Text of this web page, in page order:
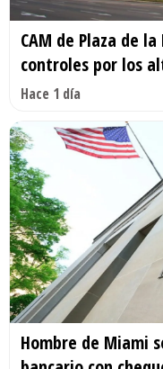
CAM de Plaza de
controles por los
Hace 1 día
Hombre de Miami